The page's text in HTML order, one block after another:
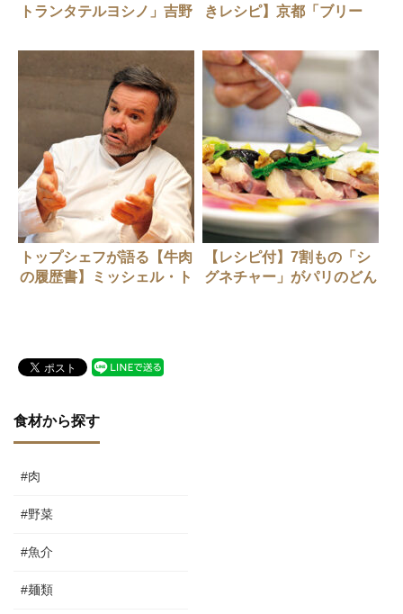
トランタテルヨシノ」吉野
きレシピ】京都「ブリー
ベーコン巻 モッツァレッ
ラを詰めたアーティーチョ
ークのフリット』
トップシェフが語る【牛肉
の履歴書】ミッシェル・ト
【レシピ付】7割もの「シ
グネチャー」がパリのどん
食材から探す
#肉
#野菜
#魚介
#麺類